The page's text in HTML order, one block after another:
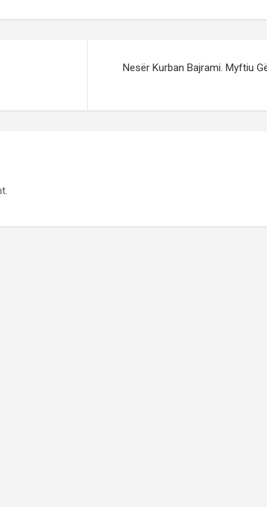
Nesër Kurban Bajrami. Myftiu